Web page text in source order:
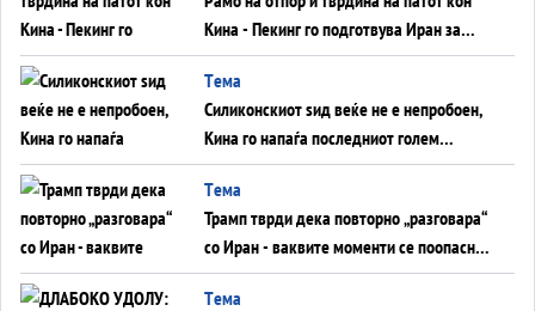
Кина - Пекинг го подготвува Иран за
американска копнена инвазија
Tема
Силиконскиот ѕид веќе не е непробоен,
Кина го напаѓа последниот голем
монопол на Западот?
Tема
Трамп тврди дека повторно „разговара“
со Иран - ваквите моменти се поопасни
од отворените закани
Tема